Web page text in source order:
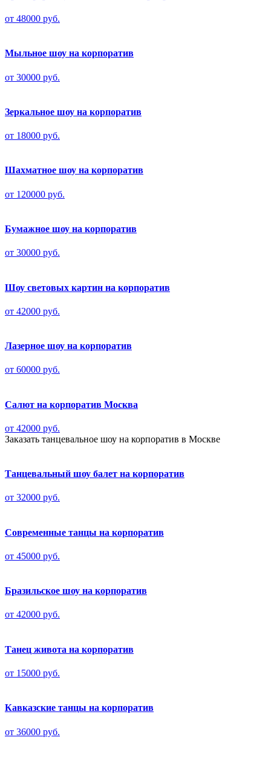
от 48000 руб.
Мыльное шоу на корпоратив
от 30000 руб.
Зеркальное шоу на корпоратив
от 18000 руб.
Шахматное шоу на корпоратив
от 120000 руб.
Бумажное шоу на корпоратив
от 30000 руб.
Шоу световых картин на корпоратив
от 42000 руб.
Лазерное шоу на корпоратив
от 60000 руб.
Салют на корпоратив Москва
от 42000 руб.
Заказать танцевальное шоу на корпоратив в Москве
Танцевальный шоу балет на корпоратив
от 32000 руб.
Современные танцы на корпоратив
от 45000 руб.
Бразильское шоу на корпоратив
от 42000 руб.
Танец живота на корпоратив
от 15000 руб.
Кавказские танцы на корпоратив
от 36000 руб.